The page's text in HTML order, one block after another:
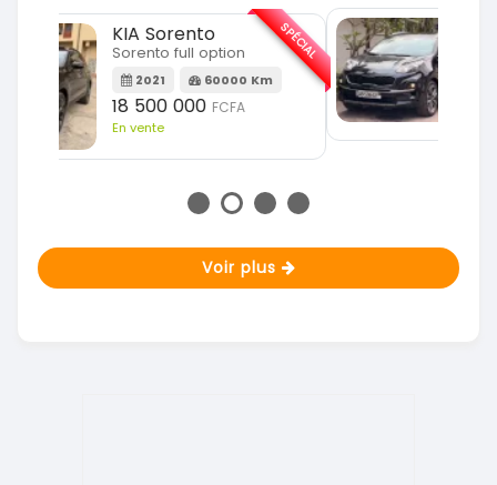
KIA Sportage
Sportage 2021
2021 78000 Km
14 500 000 FCFA
SPÉCIAL
Voir plus